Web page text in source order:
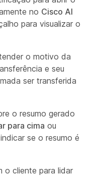
no Cisco AI
para visualizar o
o motivo da
e seu
ser transferida
o resumo gerado
para cima ou
se o resumo é
o cliente para lidar